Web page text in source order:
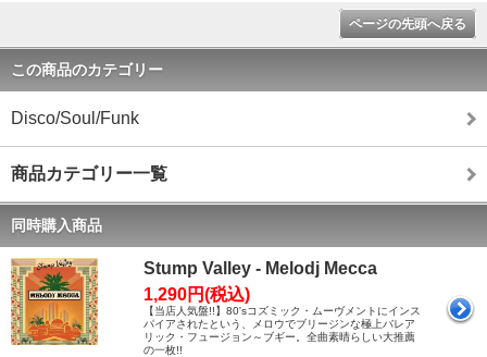
ページの先頭へ戻る
この商品のカテゴリー
Disco/Soul/Funk
商品カテゴリー一覧
同時購入商品
Stump Valley - Melodj Mecca
1,290円(税込)
【当店人気盤!!】80'sコズミック・ムーヴメントにインス
パイアされたという、メロウでブリージンな極上バレア
リック・フュージョン～ブギー。全曲素晴らしい大推薦
の一枚!!